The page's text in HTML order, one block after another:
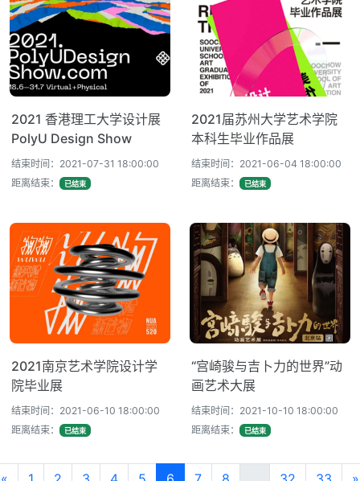
2021 香港理工大学设计展
PolyU Design Show
结束时间：2021-07-31 18:00:00
距离结束：
已结束
2021届苏州大学艺术学院
本科生毕业作品展
结束时间：2021-06-04 18:00:00
距离结束：
已结束
2021南京艺术学院设计学
院毕业展
结束时间：2021-06-10 18:00:00
距离结束：
已结束
“宫崎骏与吉卜力的世界”动
画艺术大展
结束时间：2021-10-10 18:00:00
距离结束：
已结束